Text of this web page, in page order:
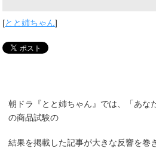
[とと姉ちゃん]
朝ドラ『とと姉ちゃん』では、「あな
の商品試験の
結果を掲載した記事が大きな反響を巻